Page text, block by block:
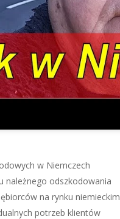
w Niemczech
należnego odszkodowania
na rynku niemieckim
potrzeb klientów